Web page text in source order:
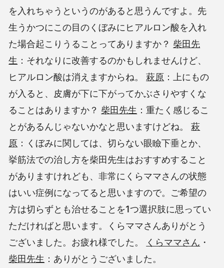
を入れちゃうというのがあると思うんですよ。先
生うかつにこの目のくぼみにヒアルロン酸を入れ
た場合起こりうることってありますか？ 柴田先
生 ：それなりに改善するのかもしれませんけど、
ヒアルロン酸は消えますからね。萩原 ：上にもの
が入ると、皮膚が下に下がってかぶさりやすくな
ることはありますか？ 柴田先生 ：重たく感じるこ
とがあるんじゃないかなと思いますけどね。萩
原 ：くぼみに関しては、切らない眼瞼下垂とか、
挙筋法での治し方を柴田先生はおすすめすること
がありますけれども、非常にくらママさんの状態
はいい症例になってると思いますので。ご希望の
方は切らずとも治せることを1つ選択肢に思ってい
ただければと思います。くらママさんありがとう
ございました。お疲れ様でした。
くらママさん ・
柴田先生 ：ありがとうございました。